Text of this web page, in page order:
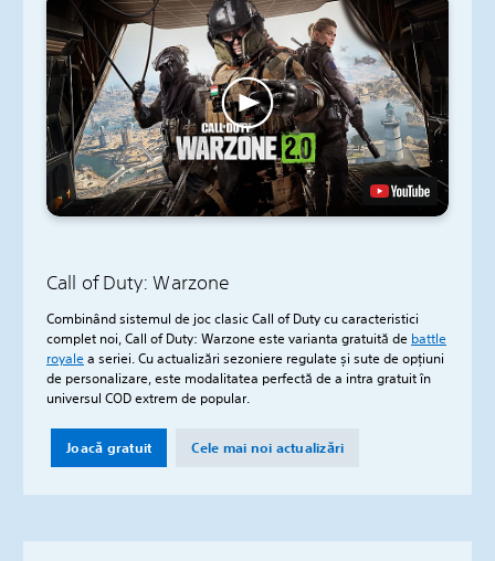
Call of Duty: Warzone
Combinând sistemul de joc clasic Call of Duty cu caracteristici
complet noi, Call of Duty: Warzone este varianta gratuită de battle
royalea seriei. Cu actualizări sezoniere regulate și sute de opțiuni
de personalizare, este modalitatea perfectă de a intra gratuit în
universul COD extrem de popular.
Joacă gratuit Cele mai noi actualizări